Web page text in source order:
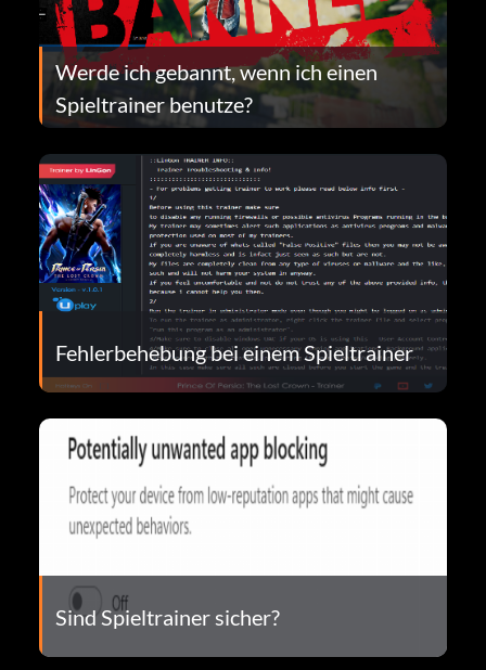
Werde ich gebannt, wenn ich einen
Spieltrainer benutze?
Fehlerbehebung bei einem Spieltrainer
Sind Spieltrainer sicher?